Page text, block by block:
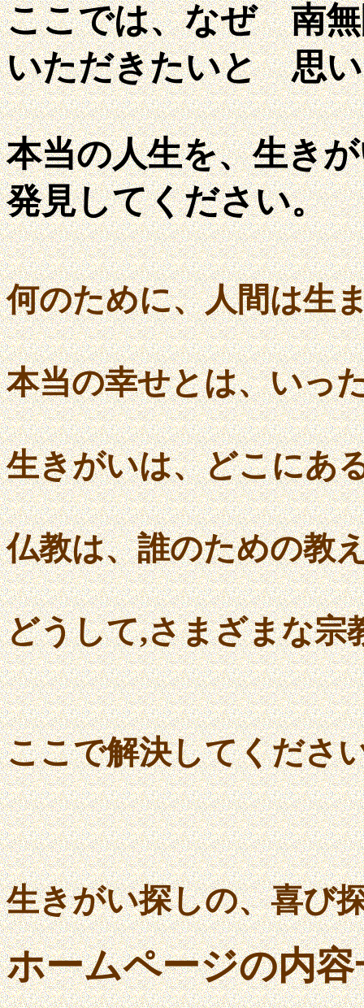
ここでは、なぜ 南無
いただきたいと 思
本当の人生を、生き
発見してください。
何のために、人間は生
本当の幸せとは、いっ
生きがいは、どこに
仏教は、誰のための教
どうして,さまざまな
ここで解決してくださ
生きがい探しの、喜び
ホームページの内容